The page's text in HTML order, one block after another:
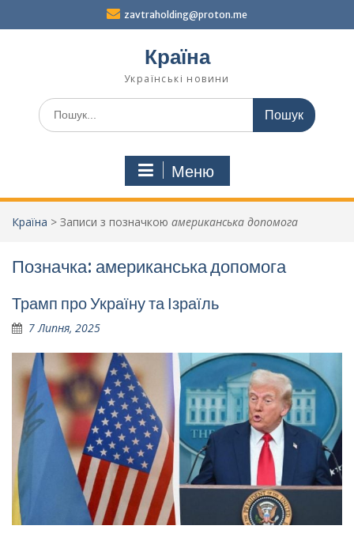
zavtraholding@proton.me
Країна
Українські новини
Шукати:
Меню
Країна > Записи з позначкою американська допомога
Позначка: американська допомога
Трамп про Україну та Ізраїль
7 Липня, 2025